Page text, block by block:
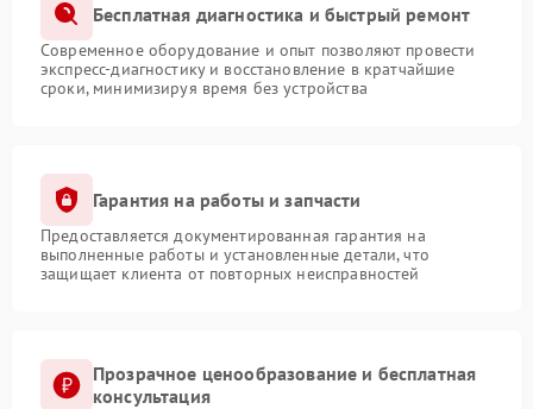
Бесплатная диагностика и быстрый ремонт
Современное оборудование и опыт позволяют провести
экспресс-диагностику и восстановление в кратчайшие
сроки, минимизируя время без устройства
Гарантия на работы и запчасти
Предоставляется документированная гарантия на
выполненные работы и установленные детали, что
защищает клиента от повторных неисправностей
Прозрачное ценообразование и бесплатная
консультация